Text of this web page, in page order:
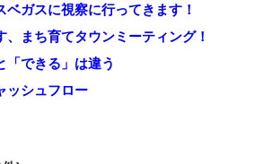
ベガスに視察に行ってきます！
、まち育てタウンミーティング！
「できる」は違う
ッシュフロー